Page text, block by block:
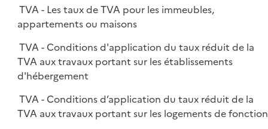
TVA - Les taux de TVA pour les immeubles,
appartements ou maisons
TVA - Conditions d'application du taux réduit de la
TVA aux travaux portant sur les établissements
d'hébergement
TVA - Conditions d’application du taux réduit de la
TVA aux travaux portant sur les logements de fonction